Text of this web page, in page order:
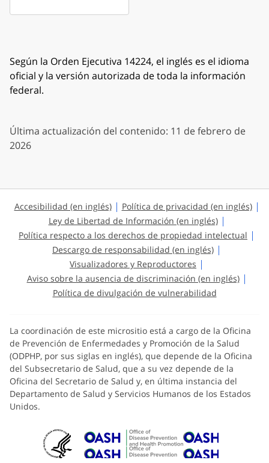
Según la Orden Ejecutiva 14224, el inglés es el idioma
oficial y la versión autorizada de toda la información
federal.
Última actualización del contenido: 11 de febrero de
2026
Accesibilidad (en inglés)
Política de privacidad (en inglés)
Ley de Libertad de Información (en inglés)
Política respecto a los derechos de propiedad intelectual
Descargo de responsabilidad (en inglés)
Visualizadores y Reproductores
Aviso sobre la ausencia de discriminación (en inglés)
Política de divulgación de vulnerabilidad
La coordinación de este micrositio está a cargo de la Oficina
de Prevención de Enfermedades y Promoción de la Salud
(ODPHP, por sus siglas en inglés), que depende de la Oficina
del Subsecretario de Salud, que a su vez depende de la
Oficina del Secretario de Salud y, en última instancia del
Departamento de Salud y Servicios Humanos de los Estados
Unidos.
U.S. Department of Health and